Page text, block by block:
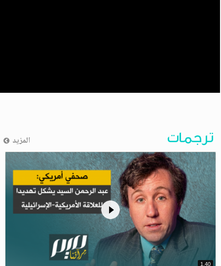
ترجمات المزيد
1.40